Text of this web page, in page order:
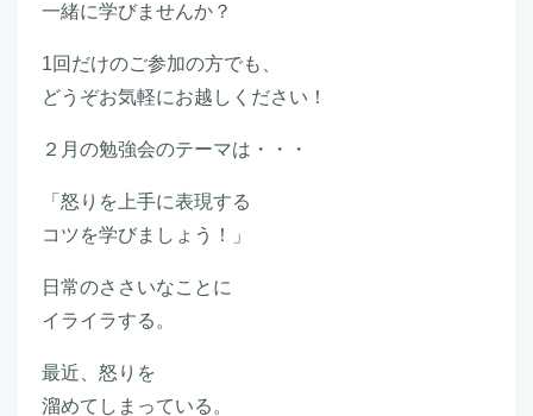
一緒に学びませんか？
1回だけのご参加の方でも、
どうぞお気軽にお越しください！
２月の勉強会のテーマは・・・
「怒りを上手に表現する
コツを学びましょう！」
日常のささいなことに
イライラする。
最近、怒りを
溜めてしまっている。